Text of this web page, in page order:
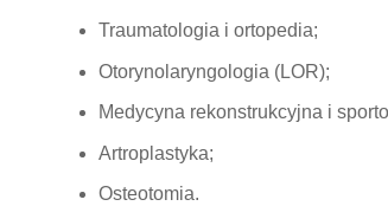
Traumatologia i ortopedia;
Otorynolaryngologia (LOR);
Medycyna rekonstrukcyjna i
Artroplastyka;
Osteotomia.